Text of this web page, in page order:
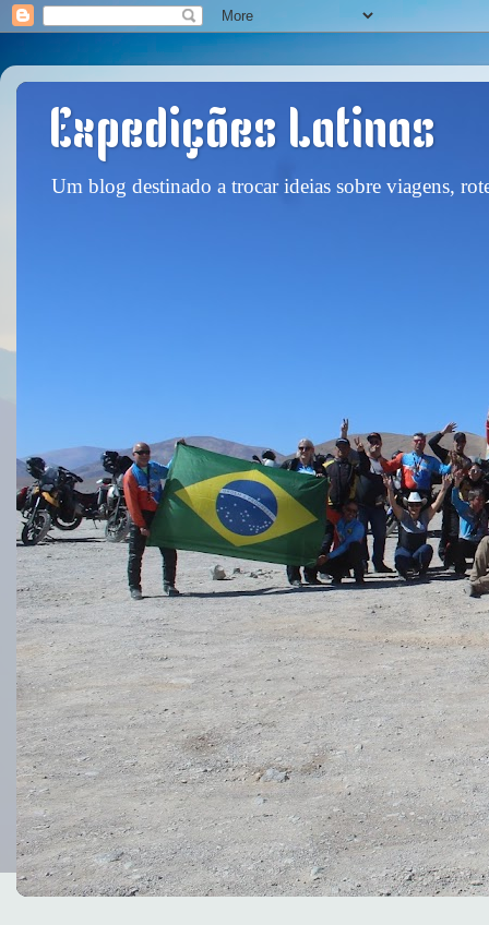
Expedições Latinas
Um blog destinado a trocar ideias sobre viagens,